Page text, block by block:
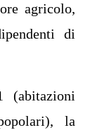
agricolo,
di
(abitazioni
la